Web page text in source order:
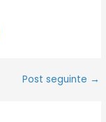
Post seguinte →